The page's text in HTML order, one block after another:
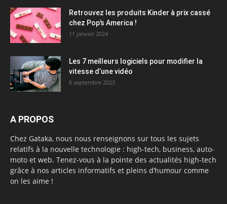
Retrouvez les produits Kinder à prix cassé
chez Pop’s America !
11 janvier 2024
Les 7 meilleurs logiciels pour modifier la
vitesse d’une vidéo
6 septembre 2023
A PROPOS
Chez Gataka, nous nous renseignons sur tous les sujets
relatifs à la nouvelle technologie : high-tech, business, auto-
moto et web. Tenez-vous à la pointe des actualités high-tech
grâce à nos articles informatifs et pleins d’humour comme
on les aime !